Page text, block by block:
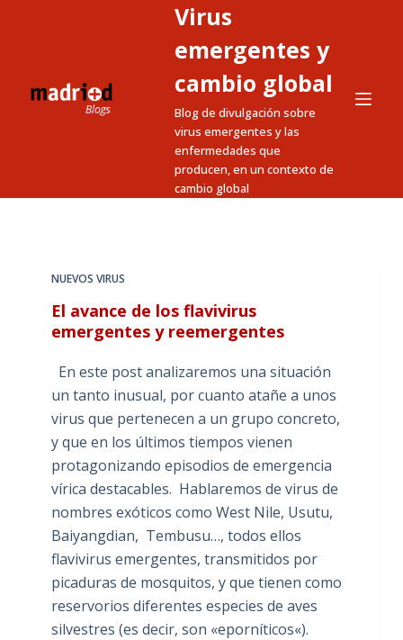
Virus
emergentes y
cambio global
Blog de divulgación sobre
virus emergentes y las
enfermedades que
producen, en un contexto de
cambio global
NUEVOS VIRUS
El avance de los flavivirus
emergentes y reemergentes
En este post analizaremos una situación
un tanto inusual, por cuanto atañe a unos
virus que pertenecen a un grupo concreto,
y que en los últimos tiempos vienen
protagonizando episodios de emergencia
vírica destacables. Hablaremos de virus de
nombres exóticos como West Nile, Usutu,
Baiyangdian, Tembusu…, todos ellos
flavivirus emergentes, transmitidos por
picaduras de mosquitos, y que tienen como
reservorios diferentes especies de aves
silvestres (es decir, son «eporníticos«).